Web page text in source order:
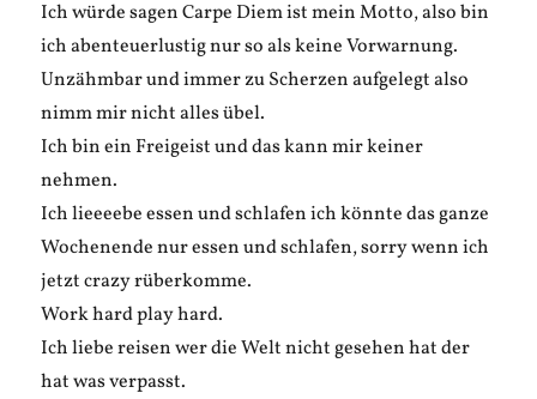
Ich würde sagen Carpe Diem ist mein Motto, also bin
ich abenteuerlustig nur so als keine Vorwarnung.
Unzähmbar und immer zu Scherzen aufgelegt also
nimm mir nicht alles übel.
Ich bin ein Freigeist und das kann mir keiner
nehmen.
Ich lieeeebe essen und schlafen ich könnte das ganze
Wochenende nur essen und schlafen, sorry wenn ich
jetzt crazy rüberkomme.
Work hard play hard.
Ich liebe reisen wer die Welt nicht gesehen hat der
hat was verpasst.